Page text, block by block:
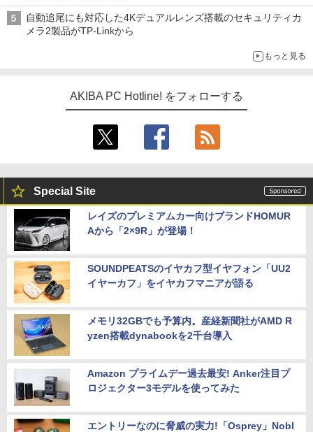
自動追尾にも対応した4Kデュアルレンズ搭載のセキュリティカ
メラ2製品がTP-Linkから
もっと見る
AKIBA PC Hotline! をフォローする
Special Site
レイズのプレミアムカー向けブランドHOMUR
Aから「2×9R」が登場！
SOUNDPEATSのイヤカフ型イヤフォン「UU2
イヤーカフ」をイヤカフマニアが語る
メモリ32GBでも予算内。産経新聞社がAMD R
yzen搭載dynabookを2千台導入
Amazon プライムデー過去最安! Anker注目プ
ロジェクター3モデルを使ってみた
エントリーなのに脅威の実力!「Osprey」Nobl